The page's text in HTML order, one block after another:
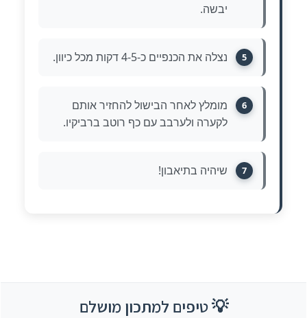
יבשה.
5 נצלה את הכנפיים כ-4-5 דקות מכל כיוון.
6
מומלץ לאחר הבישול להחזיר אותם
לקערה ולערבב עם כף רוטב ברביקיו.
7 שיהיה בתיאבון!
💡 טיפים למתכון מושלם